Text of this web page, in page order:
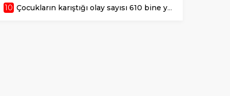
10 Çocukların karıştığı olay sayısı 610 bine yaklaştı